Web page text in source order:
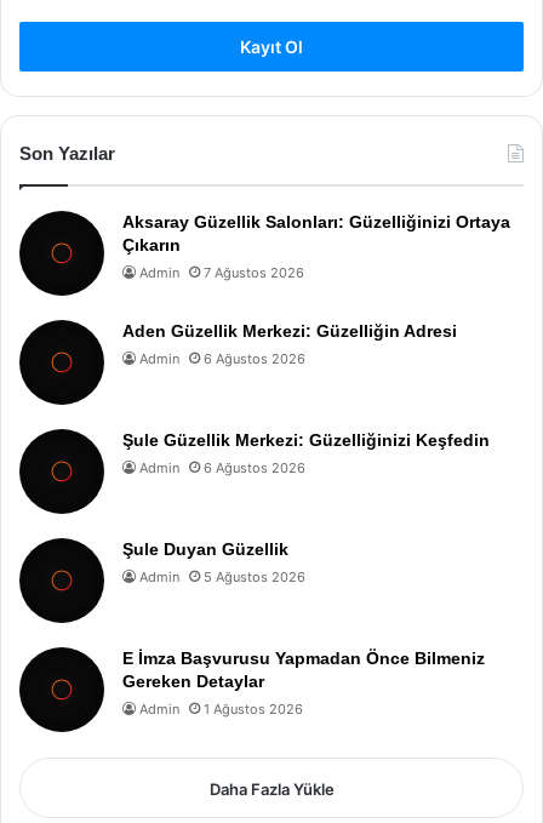
Kayıt Ol
Son Yazılar
Aksaray Güzellik Salonları: Güzelliğinizi Ortaya
Çıkarın
Admin 7 Ağustos 2026
Aden Güzellik Merkezi: Güzelliğin Adresi
Admin 6 Ağustos 2026
Şule Güzellik Merkezi: Güzelliğinizi Keşfedin
Admin 6 Ağustos 2026
Şule Duyan Güzellik
Admin 5 Ağustos 2026
E İmza Başvurusu Yapmadan Önce Bilmeniz
Gereken Detaylar
Admin 1 Ağustos 2026
Daha Fazla Yükle